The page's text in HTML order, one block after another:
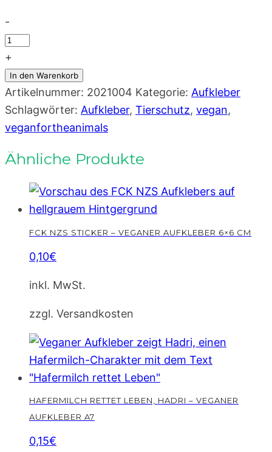
-
Vegan
leben
ist
nicht
die
Lösung
Aufkleber
Menge
+
In den Warenkorb
Artikelnummer: 2021004 Kategorie: Aufkleber
Schlagwörter: Aufkleber, Tierschutz, vegan,
veganfortheanimals
Ähnliche Produkte
FCK NZS STICKER – VEGANER AUFKLEBER 6×6 CM
0,10€
inkl. MwSt.
zzgl. Versandkosten
HAFERMILCH RETTET LEBEN, HADRI – VEGANER
AUFKLEBER A7
0,15€